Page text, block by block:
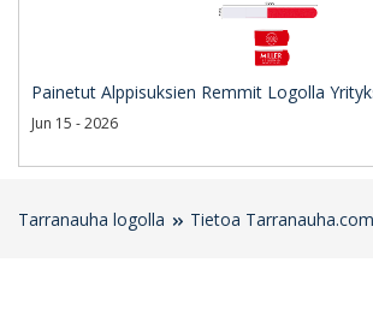
Painetut Alppisuksien Remmit Logolla
Jun 15 - 2026
Tarranauha logolla Tietoa